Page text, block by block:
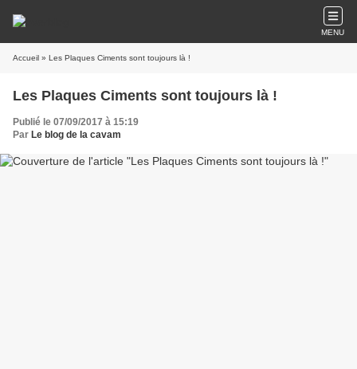
MENU
Accueil » Les Plaques Ciments sont toujours là !
Les Plaques Ciments sont toujours là !
Publié le 07/09/2017 à 15:19
Par Le blog de la cavam